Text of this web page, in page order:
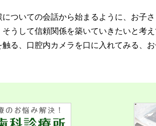
についての会話から始まるように、お子
うして信頼関係を築いていきたいと考え
る、口腔内カメラを口に入れてみる、